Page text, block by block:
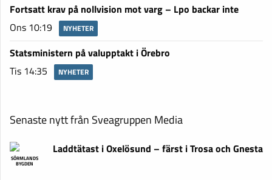
Fortsatt krav på nollvision mot varg – Lpo backar inte
Ons 10:19
NYHETER
Statsministern på valupptakt i Örebro
Tis 14:35
NYHETER
Senaste nytt från Sveagruppen Media
SÖRMLANDS
BYGDEN
Laddtätast i Oxelösund – färst i Trosa och Gnesta